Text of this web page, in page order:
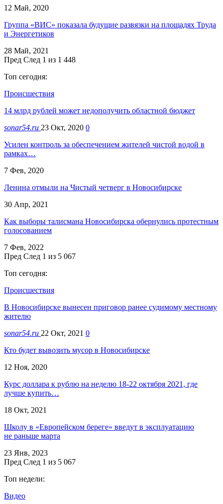
12 Май, 2020
Группа «ВИС» показала будущие развязки на площадях Труда
и Энергетиков
28 Май, 2021
Пред След 1 из 1 448
Топ сегодня:
Происшествия
14 млрд рублей может недополучить областной бюджет
sonar54.ru 23 Окт, 2020 0
Усилен контроль за обеспечением жителей чистой водой в
рамках…
7 Фев, 2020
Ленина отмыли на Чистый четверг в Новосибирске
30 Апр, 2021
Как выборы талисмана Новосибирска обернулись протестным
голосованием
7 Фев, 2022
Пред След 1 из 5 067
Топ сегодня:
Происшествия
В Новосибирске вынесен приговор ранее судимому местному
жителю
sonar54.ru 22 Окт, 2021 0
Кто будет вывозить мусор в Новосибирске
12 Ноя, 2020
Курс доллара к рублю на неделю 18-22 октября 2021, где
лучше купить…
18 Окт, 2021
Школу в «Европейском береге» введут в эксплуатацию
не раньше марта
23 Янв, 2023
Пред След 1 из 5 067
Топ недели:
Видео